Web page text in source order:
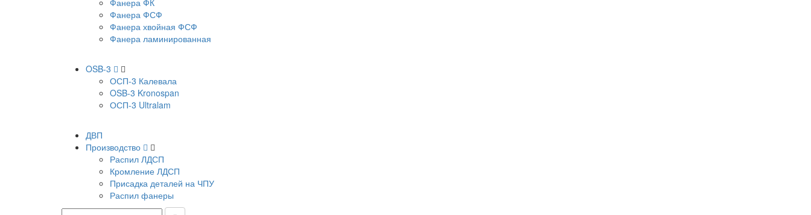
Фанера ФК
Фанера ФСФ
Фанера хвойная ФСФ
Фанера ламинированная
OSB-3
ОСП-3 Калевала
OSB-3 Kronospan
ОСП-3 Ultralam
ДВП
Производство
Распил ЛДСП
Кромление ЛДСП
Присадка деталей на ЧПУ
Распил фанеры